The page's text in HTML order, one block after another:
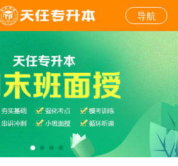
导航